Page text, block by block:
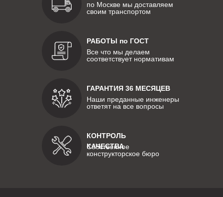
по Москве мы доставляем
своим транспортом
РАБОТЫ по ГОСТ
Все что мы делаем
соответствует нормативам
КОНТРОЛЬ
КАЧЕСТВА
Собственное
конструкторское бюро
ГАРАНТИЯ 36 МЕСЯЦЕВ
Наши преданные инженеры
ответят на все вопросы